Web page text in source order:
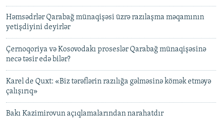
Həmsədrlər Qarabağ münaqişəsi üzrə razılaşma məqamının
yetişdiyini deyirlər
Çernoqoriya və Kosovodakı proseslər Qarabağ münaqişəsinə
necə təsir edə bilər?
Karel de Quxt: «Biz tərəflərin razılığa gəlməsinə kömək etməyə
çalışırıq»
Bakı Kazimirovun açıqlamalarından narahatdır